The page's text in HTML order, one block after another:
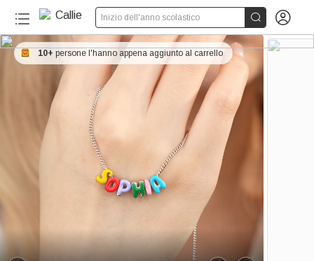
Inizio dell'anno scolastico  
10+ persone l'hanno appena aggiunto al carrello